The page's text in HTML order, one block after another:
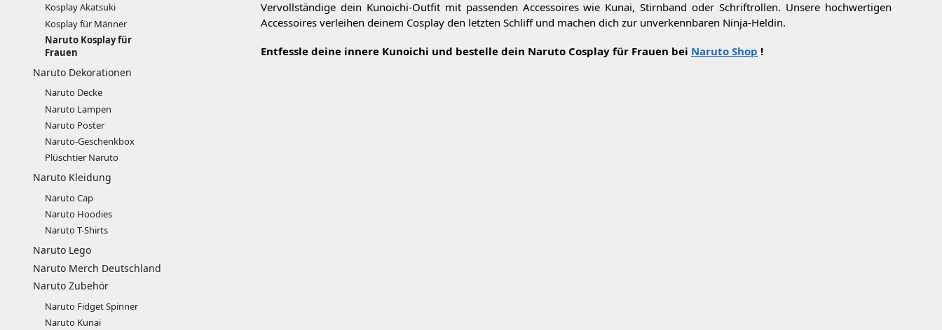
Vervollständige dein Kunoichi-Outfit mit passenden Accessoires wie Kunai, Stirnband oder Schriftrollen. Unsere hochwertigen
Accessoires verleihen deinem Cosplay den letzten Schliff und machen dich zur unverkennbaren Ninja-Heldin.
Entfessle deine innere Kunoichi und bestelle dein Naruto Cosplay für Frauen bei Naruto Shop !
Kosplay Akatsuki
Kosplay für Männer
Naruto Kosplay für
Frauen
Naruto Dekorationen
Naruto Decke
Naruto Lampen
Naruto Poster
Naruto-Geschenkbox
Plüschtier Naruto
Naruto Kleidung
Naruto Cap
Naruto Hoodies
Naruto T-Shirts
Naruto Lego
Naruto Merch Deutschland
Naruto Zubehör​
Naruto Fidget Spinner
Naruto Kunai